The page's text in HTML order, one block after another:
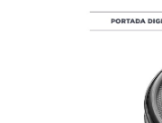
ARNOLD &
08/